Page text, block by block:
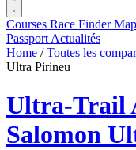
Courses Race FinderMap
Passport Actualités
Home / Toutes les
Ultra Pirineu
Ultra-Trail
Salomon